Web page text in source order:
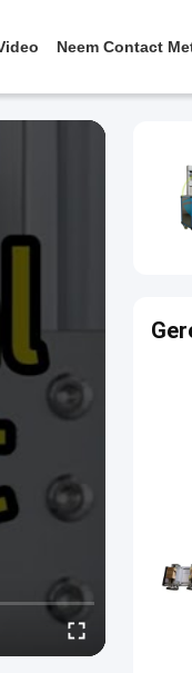
Neem Contact